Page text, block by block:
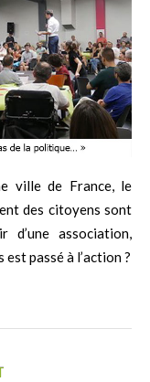
ville de France, le
des citoyens sont
d’une association,
passé à l’action ?